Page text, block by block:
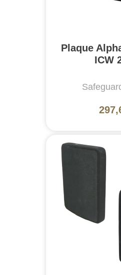
Plaque
ICW